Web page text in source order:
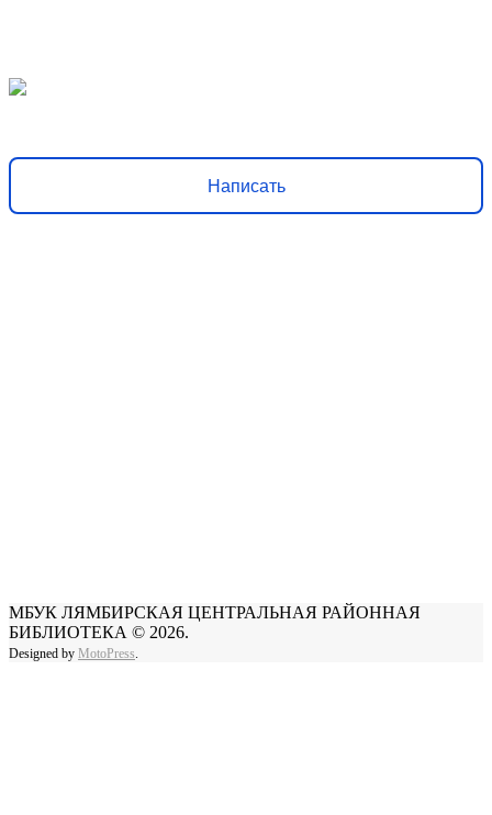
Написать
МБУК ЛЯМБИРСКАЯ ЦЕНТРАЛЬНАЯ РАЙОННАЯ
БИБЛИОТЕКА © 2026.
Designed by MotoPress.